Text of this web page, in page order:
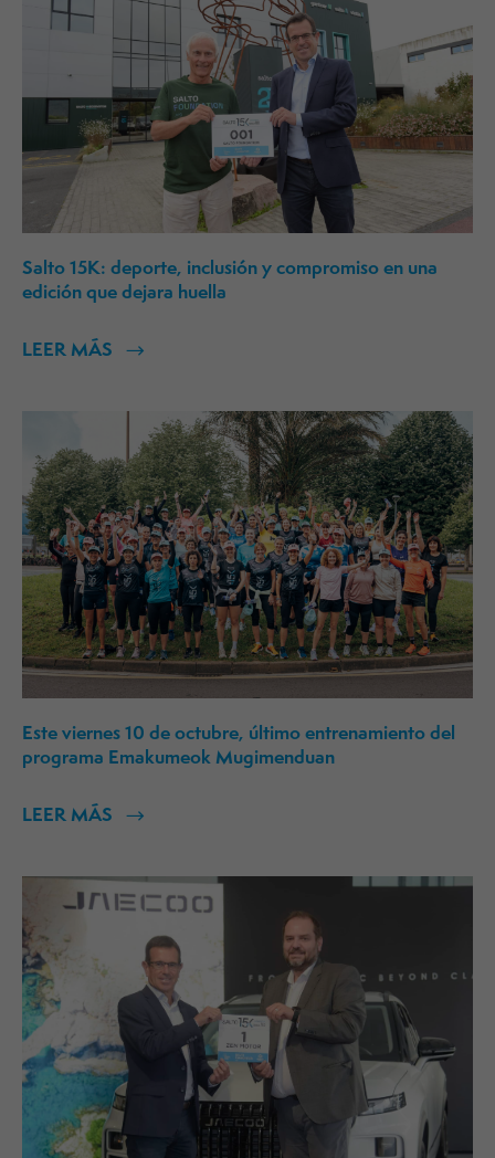
Salto 15K: deporte, inclusión y compromiso en una
edición que dejara huella
LEER MÁS
Este viernes 10 de octubre, último entrenamiento del
programa Emakumeok Mugimenduan
LEER MÁS